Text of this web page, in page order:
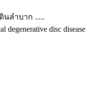
นลำบาก .....
disc disease